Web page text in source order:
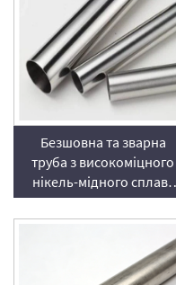
Безшовна та зварна
труба з високоміцного
нікель-мідного сплаву
Monel K-500 (UNS
N05500), постачальник